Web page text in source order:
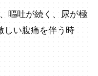
嘔吐が続く、尿が極
しい腹痛を伴う時